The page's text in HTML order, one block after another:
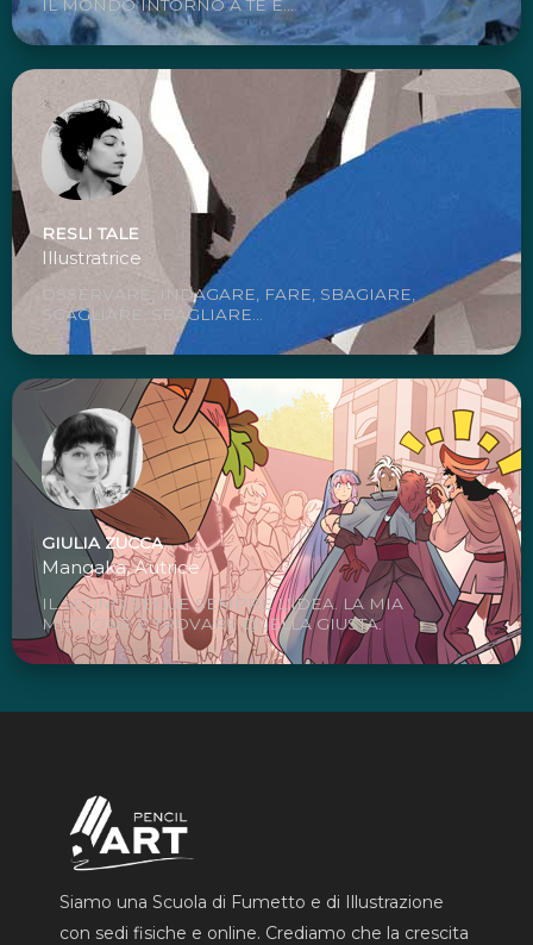
IL MONDO INTORNO A TE E...
RESLI TALE
Illustratrice
OSSERVARE, INDAGARE, FARE, SBAGIARE,
SGAGLIARE, SBAGLIARE...
GIULIA ZUCCA
Mangaka, Autrice
IL SEGNO SEGUE SEMPRE L'IDEA. LA MIA
MISSIONE È TROVARE QUELLA GIUSTA.
Siamo una Scuola di Fumetto e di Illustrazione
con sedi fisiche e online. Crediamo che la crescita